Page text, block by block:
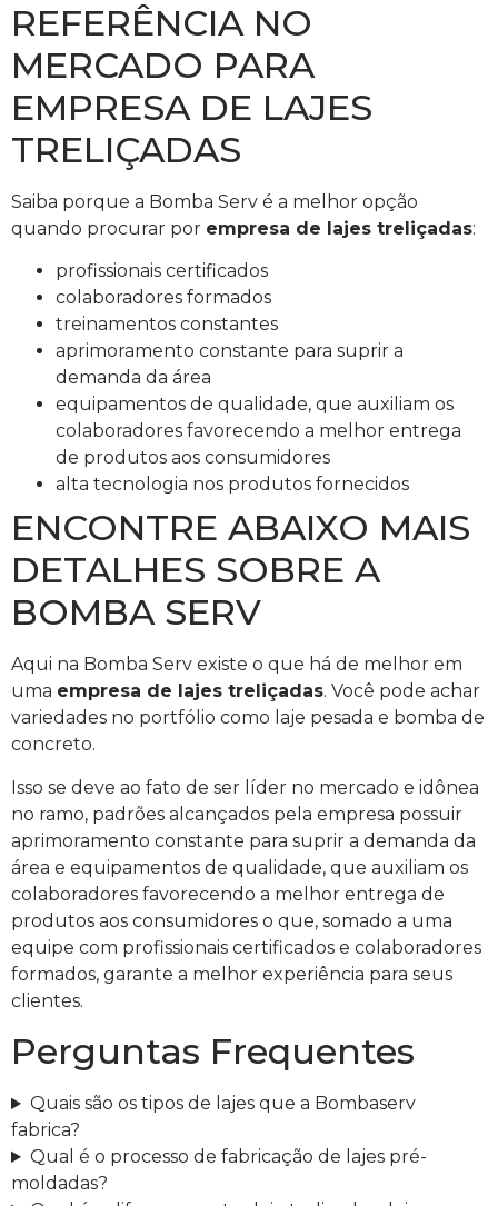
REFERÊNCIA NO
MERCADO PARA
EMPRESA DE LAJES
TRELIÇADAS
Saiba porque a Bomba Serv é a melhor opção
quando procurar por empresa de lajes treliçadas:
profissionais certificados
colaboradores formados
treinamentos constantes
aprimoramento constante para suprir a
demanda da área
equipamentos de qualidade, que auxiliam os
colaboradores favorecendo a melhor entrega
de produtos aos consumidores
alta tecnologia nos produtos fornecidos
ENCONTRE ABAIXO MAIS
DETALHES SOBRE A
BOMBA SERV
Aqui na Bomba Serv existe o que há de melhor em
uma empresa de lajes treliçadas. Você pode achar
variedades no portfólio como laje pesada e bomba de
concreto.
Isso se deve ao fato de ser líder no mercado e idônea
no ramo, padrões alcançados pela empresa possuir
aprimoramento constante para suprir a demanda da
área e equipamentos de qualidade, que auxiliam os
colaboradores favorecendo a melhor entrega de
produtos aos consumidores o que, somado a uma
equipe com profissionais certificados e colaboradores
formados, garante a melhor experiência para seus
clientes.
Perguntas Frequentes
Quais são os tipos de lajes que a Bombaserv
fabrica?
Qual é o processo de fabricação de lajes pré-
moldadas?